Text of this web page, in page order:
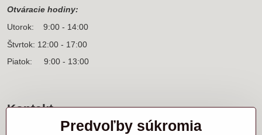
Otváracie hodiny:
Utorok: 9:00 - 14:00
Štvrtok: 12:00 - 17:00
Piatok: 9:00 - 13:00
Kontakt
Sídlo firmy a korešpondenčná adresa
Predvoľby súkromia